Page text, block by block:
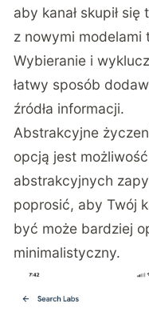
aby kanał skupił
z nowymi modelami
Wybieranie i
łatwy sposób
źródła informacji.
Abstrakcyjne
opcją jest
abstrakcyjnych
poprosić, aby Twój
być może bardziej
minimalistyczny.